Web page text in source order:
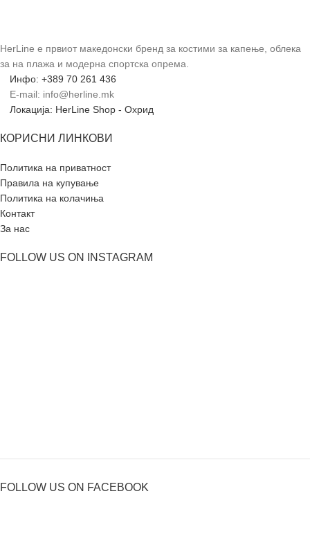
HerLine е првиот македонски бренд за костими за капење, облека
за на плажа и модерна спортска опрема.
Инфо: +389 70 261 436
E-mail: info@herline.mk
Локација: HerLine Shop - Охрид
КОРИСНИ ЛИНКОВИ
Политика на приватност
Правила на купување
Политика на колачиња
Контакт
За нас
FOLLOW US ON INSTAGRAM
FOLLOW US ON FACEBOOK